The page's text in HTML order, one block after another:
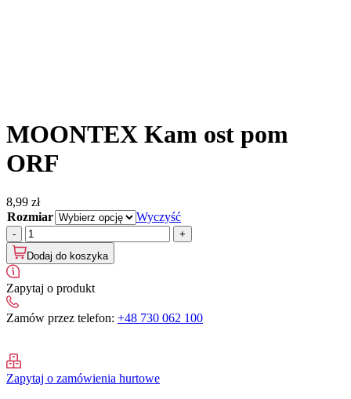
MOONTEX Kam ost pom
ORF
8,99 zł
Rozmiar
Wyczyść
ilość
MOONTEX
Kam
ost
pom
ORF
Dodaj do koszyka
Zapytaj o produkt
Zamów przez telefon: +48 730 062 100
Zapytaj o zamówienia hurtowe